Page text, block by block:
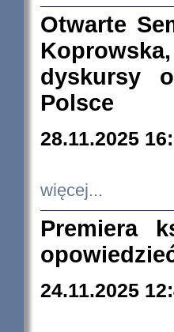
Otwarte
dyskursy
Polsce
28.11.2025
więcej...
Premiera
24.11.2025